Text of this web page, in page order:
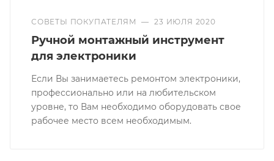
СОВЕТЫ ПОКУПАТЕЛЯМ — 23 ИЮЛЯ 2020
Ручной монтажный инструмент
для электроники
Если Вы занимаетесь ремонтом электроники,
профессионально или на любительском
уровне, то Вам необходимо оборудовать свое
рабочее место всем необходимым.